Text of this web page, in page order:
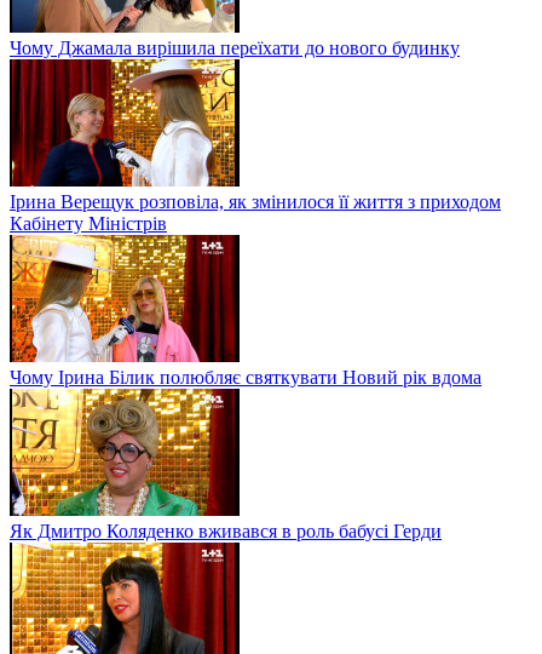
Чому Джамала вирішила переїхати до нового будинку
Ірина Верещук розповіла, як змінилося її життя з приходом
Кабінету Міністрів
Чому Ірина Білик полюбляє святкувати Новий рік вдома
Як Дмитро Коляденко вживався в роль бабусі Герди